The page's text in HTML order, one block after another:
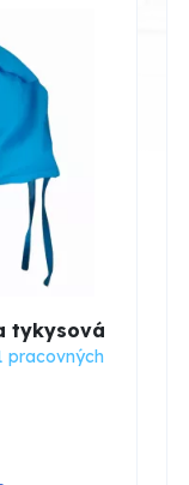
tykysová
pracovných